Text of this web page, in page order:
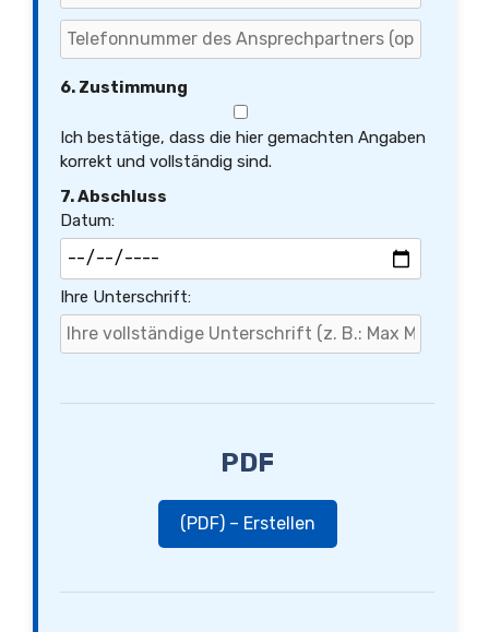
6. Zustimmung
Ich bestätige, dass die hier gemachten Angaben
korrekt und vollständig sind.
7. Abschluss
Datum:
Ihre Unterschrift:
PDF
(PDF) – Erstellen